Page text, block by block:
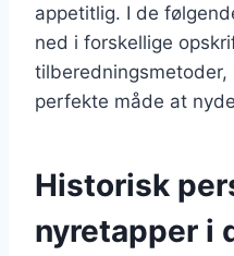
appetitlig. I de
ned i forskellige
perfekte måde at
Historisk
nyretapper i